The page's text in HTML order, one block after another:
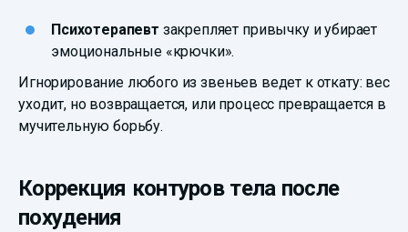
Психотерапевт закрепляет привычку и убирает
эмоциональные «крючки».
Игнорирование любого из звеньев ведет к откату: вес
уходит, но возвращается, или процесс превращается в
мучительную борьбу.
Коррекция контуров тела после
похудения